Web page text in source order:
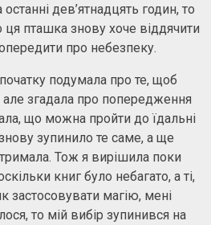
останні дев’ятнадцять годин, то
пташка знову хоче віддячити
про небезпеку.
подумала про те, щоб
але згадала про попередження
що можна пройти до їдальні
зупинило те саме, а ще
Тож я вирішила поки
книг було небагато, а ті,
застосовувати магію, мені
то мій вибір зупинився на